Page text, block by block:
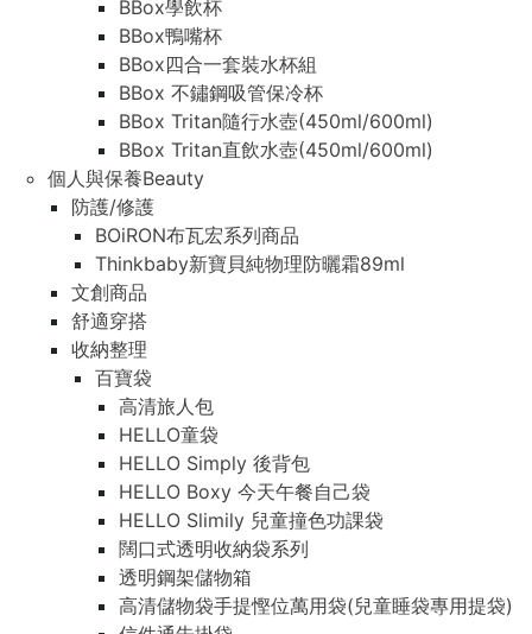
BBox學飲杯
BBox鴨嘴杯
BBox四合一套裝水杯組
BBox 不鏽鋼吸管保冷杯
BBox Tritan隨行水壺(450ml/600ml)
BBox Tritan直飲水壺(450ml/600ml)
個人與保養Beauty
防護/修護
BOiRON布瓦宏系列商品
Thinkbaby新寶貝純物理防曬霜89ml
文創商品
舒適穿搭
收納整理
百寶袋
高清旅人包
HELLO童袋
HELLO Simply 後背包
HELLO Boxy 今天午餐自己袋
HELLO Slimily 兒童撞色功課袋
闊口式透明收納袋系列
透明鋼架儲物箱
高清儲物袋手提慳位萬用袋(兒童睡袋專用提袋)